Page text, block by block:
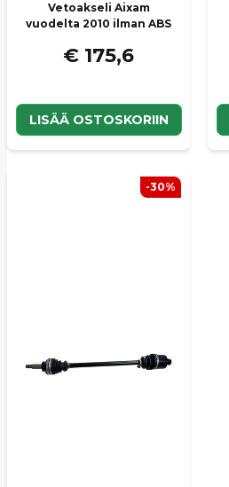
Vetoakseli Aixam
vuodelta 2010 ilman ABS
€ 175,6
LISÄÄ OSTOSKORIIN
-30%